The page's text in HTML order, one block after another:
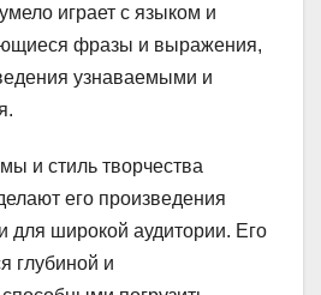
играет с языком и
фразы и выражения,
узнаваемыми и
и стиль творчества
его произведения
для широкой аудитории. Его
глубиной и